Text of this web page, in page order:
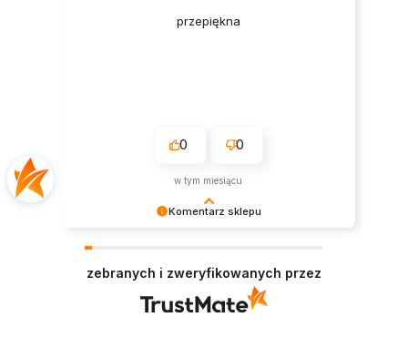
Komentarz sklepu
ponownie!
przepiękna
0 0
w tym miesiącu
zebranych i zweryfikowanych przez